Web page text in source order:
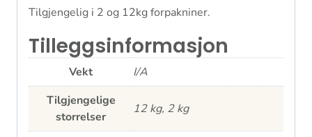
Tilgjengelig i 2 og 12kg forpakniner.
Tilleggsinformasjon
Vekt
I/A
Tilgjengelige
storrelser
12 kg, 2 kg